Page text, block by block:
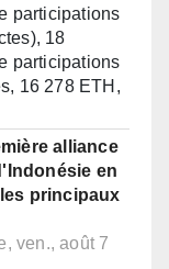
participations
18
participations
16 278 ETH,
alliance
en
principaux
ven., août 7